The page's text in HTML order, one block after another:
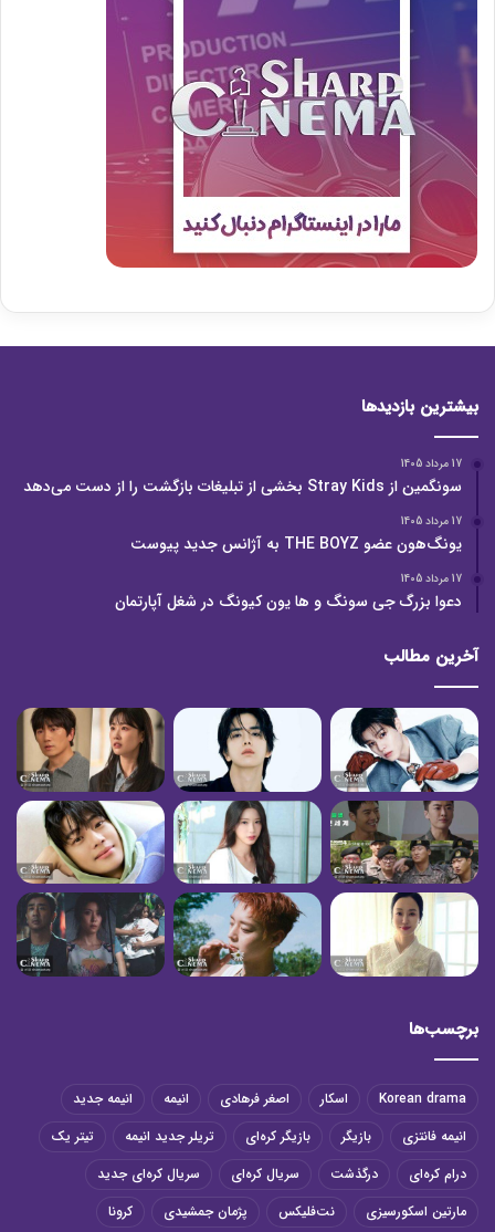
بیشترین بازدیدها
17 مرداد 1405
سونگمین از Stray Kids بخشی از تبلیغات بازگشت را از دست می‌دهد
17 مرداد 1405
یونگ‌هون عضو THE BOYZ به آژانس جدید پیوست
17 مرداد 1405
دعوا بزرگ جی سونگ و ها یون کیونگ در شغل آپارتمان
آخرین مطالب
برچسب‌ها
Korean drama اسکار اصغر فرهادی انیمه
انیمه جدید
انیمه فانتزی
بازیگر بازیگر کره‌ای تریلر جدید انیمه
تیتر یک
درام کره‌ای
درگذشت سریال کره‌ای
سریال کره‌ای جدید
مارتین اسکورسیزی
نت‌فلیکس پژمان جمشیدی کرونا